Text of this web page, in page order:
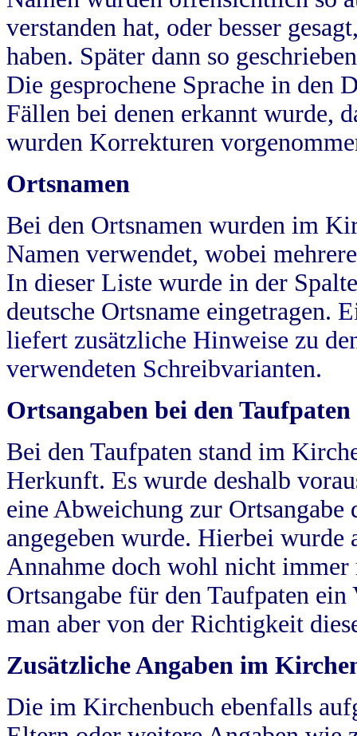
verstanden hat, oder besser
haben. Später dann so
Die gesprochene Sprache in
Fällen bei denen erkannt wurde,
wurden Korrekturen
Ortsnamen
Bei den Ortsnamen wurden im
Namen verwendet, wobei
In dieser Liste wurde in der
deutsche Ortsname eingetragen.
liefert zusätzliche Hinweise zu
verwendeten Schreibvarianten.
Ortsangaben bei den Taufpaten
Bei den Taufpaten stand im
Herkunft. Es wurde deshalb
eine Abweichung zur
angegeben wurde. Hierbei wurde
Annahme doch wohl nicht
Ortsangabe für den Taufpaten
man aber von der Richtigkeit
Zusätzliche Angaben im
Die im Kirchenbuch ebenfalls